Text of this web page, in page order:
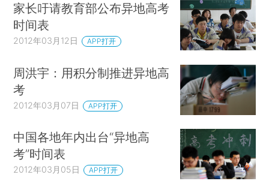
家长吁请教育部公布异地高考
时间表
2012年03月12日 APP打开
周洪宇：用积分制推进异地高
考
2012年03月07日 APP打开
中国各地年内出台“异地高
考”时间表
2012年03月05日 APP打开